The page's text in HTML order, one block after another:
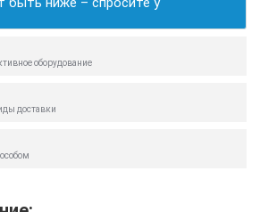
оборудование
доставки